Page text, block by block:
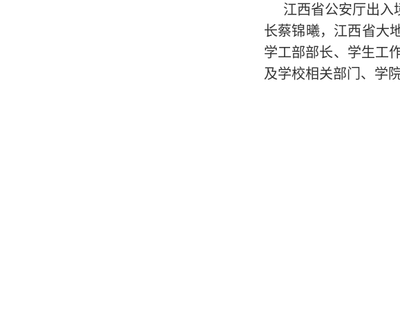
江西省公安厅出入
长蔡锦曦，江西省大
学工部部长、学生工
及学校相关部门、学